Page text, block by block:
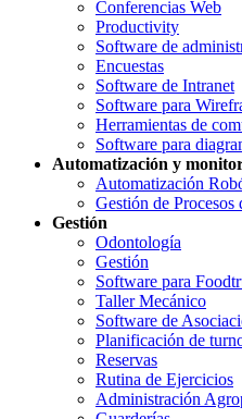
Conferencias Web
Productivity
Software de
Encuestas
Software de Intranet
Software para
Herramientas de
Software para
Automatización y
Automatización
Gestión de Procesos
Gestión
Odontología
Gestión
Software para
Taller Mecánico
Software de
Planificación de
Reservas
Rutina de Ejercicios
Administración